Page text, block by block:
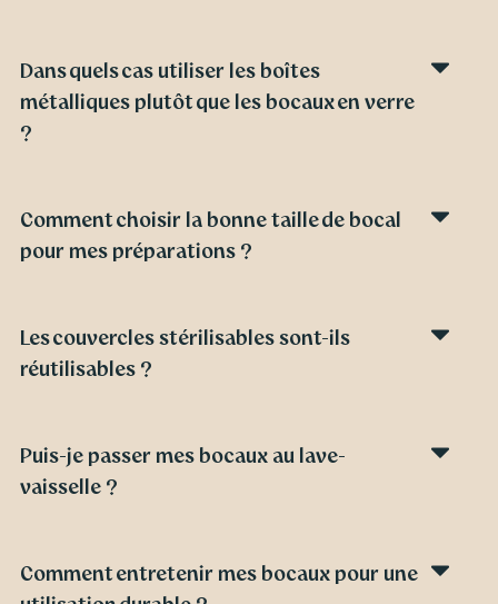
Dans quels cas utiliser les boîtes
métalliques plutôt que les bocaux en verre
?
Comment choisir la bonne taille de bocal
pour mes préparations ?
Les couvercles stérilisables sont-ils
réutilisables ?
Puis-je passer mes bocaux au lave-
vaisselle ?
Comment entretenir mes bocaux pour une